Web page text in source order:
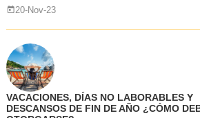
20-Nov-23
VACACIONES, DÍAS NO LABORABLES Y
DESCANSOS DE FIN DE AÑO ¿CÓMO